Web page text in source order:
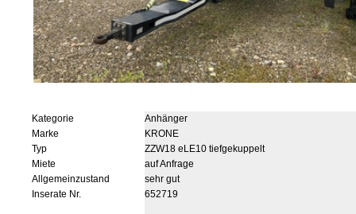
Kategorie
Anhänger
Marke
KRONE
Typ
ZZW18 eLE10 tiefgekuppelt
Miete
auf Anfrage
Allgemeinzustand
sehr gut
Inserate Nr.
652719